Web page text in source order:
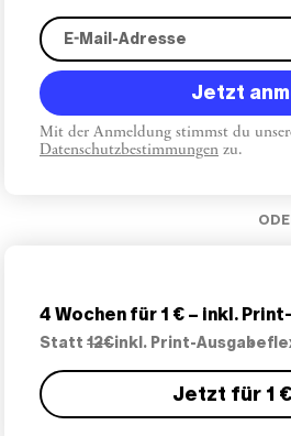
Jetzt
Mit der Anmeldung stimmst du
Datenschutzbestimmungen zu.
4 Wochen für 1 € – inkl.
Statt 12€inkl. Print-Ausgabe
Jetzt für 1